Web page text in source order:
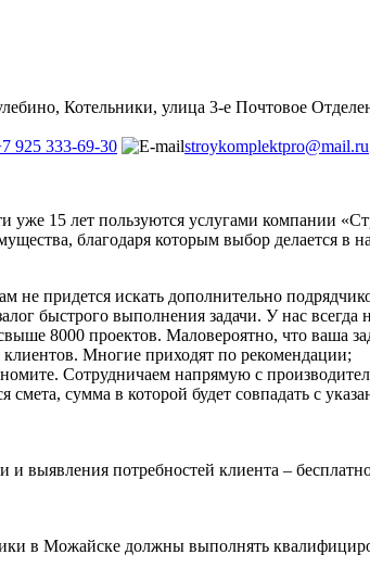
Котельники, улица 3-е Почтовое
925 333-69-30 stroykomplektpro@mail.ru
уже 15 лет пользуются услугами компании
благодаря которым выбор делается в
придется искать дополнительно
быстрого выполнения задачи. У нас всегда
8000 проектов. Маловероятно, что ваша
Многие приходят по рекомендации;
Сотрудничаем напрямую с
смета, сумма в которой будет совпадать с
и выявления потребностей клиента –
в Можайске должны выполнять